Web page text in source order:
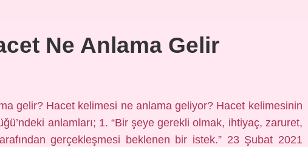
Ne Anlama Gelir
gelir? Hacet kelimesi ne anlama geliyor? Hacet kelimesinin
anlamları; 1. “Bir şeye gerekli olmak, ihtiyaç, zaruret,
gerçekleşmesi beklenen bir istek.” 23 Şubat 2021